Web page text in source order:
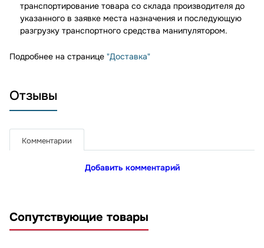
транспортирование товара со склада производителя до
указанного в заявке места назначения и последующую
разгрузку транспортного средства манипулятором.
Подробнее на странице "Доставка"
Отзывы
Комментарии
Добавить комментарий
Сопутствующие товары